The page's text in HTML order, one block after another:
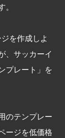
を作成しよ
、サッカーイ
プレート」を
のテンプレー
ージを低価格